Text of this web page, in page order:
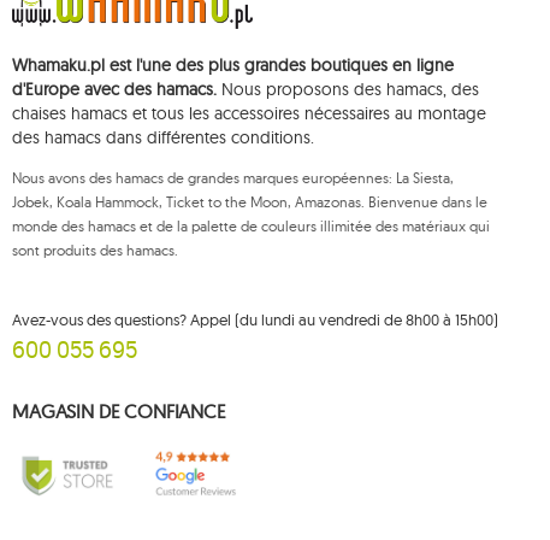
domo
door clamp 1
double 3
dream
dstand 1
easy + 1
eco-friendly hammock
etno 2
fat
florencia
garden
Whamaku.pl est l'une des plus grandes boutiques en ligne
d'Europe avec des hamacs. Nous proposons des hamacs, des
chaises hamacs et tous les accessoires nécessaires au montage
des hamacs dans différentes conditions.
Nous avons des hamacs de grandes marques européennes: La Siesta,
Jobek, Koala Hammock, Ticket to the Moon, Amazonas. Bienvenue dans le
monde des hamacs et de la palette de couleurs illimitée des matériaux qui
sont produits des hamacs.
Avez-vous des questions? Appel (du lundi au vendredi de 8h00 à 15h00)
600 055 695
MAGASIN DE CONFIANCE